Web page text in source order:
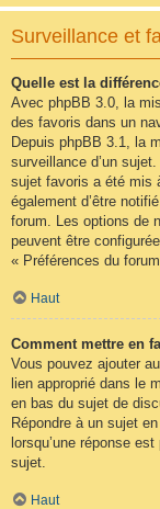
Surveillance et
Quelle est la
Avec phpBB 3.0, la
des favoris dans un
Depuis phpBB 3.1, la
surveillance d’un
sujet favoris a été mis
également d’être
forum. Les options de
peuvent être
« Préférences du
Haut
Comment mettre en
Vous pouvez ajouter
lien approprié dans le
en bas du sujet de
Répondre à un sujet
lorsqu’une réponse
sujet.
Haut